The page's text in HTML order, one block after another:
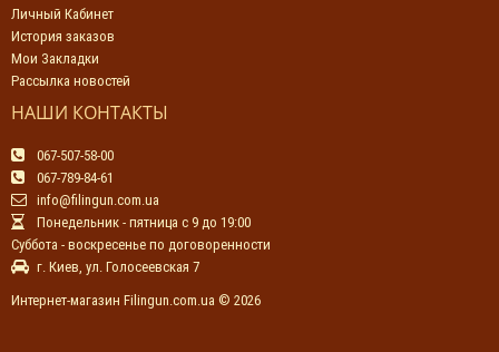
Личный Кабинет
История заказов
Мои Закладки
Рассылка новостей
НАШИ КОНТАКТЫ
067-507-58-00
067-789-84-61
info@filingun.com.ua
Понедельник - пятница с 9 до 19:00
Суббота - воскресенье по договоренности
г. Киев, ул. Голосеевская 7
Интернет-магазин Filingun.com.ua © 2026